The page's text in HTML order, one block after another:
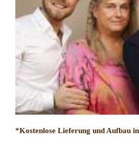
*Kostenlose Lieferung und Aufbau